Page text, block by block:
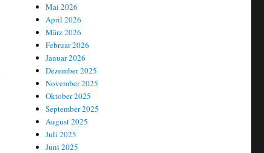
Mai 2026
April 2026
März 2026
Februar 2026
Januar 2026
Dezember 2025
November 2025
Oktober 2025
September 2025
August 2025
Juli 2025
Juni 2025